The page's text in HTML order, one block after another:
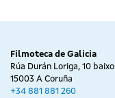
Filmoteca de Galicia
Rúa Durán Loriga, 10 baixo
15003 A Coruña
+34 881 881 260